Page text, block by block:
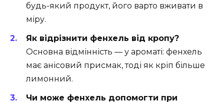
будь-який продукт, його варто вживати в
міру.
Як відрізнити фенхель від кропу?
Основна відмінність — у ароматі: фенхель
має анісовий присмак, тоді як кріп більше
лимонний.
Чи може фенхель допомогти при